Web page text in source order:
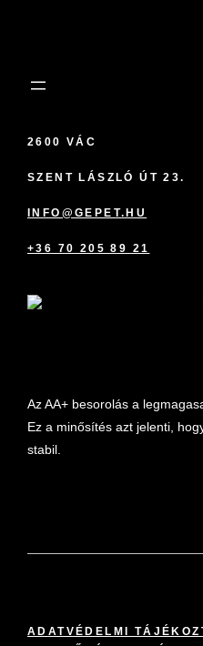
2600 VÁC
SZENT LÁSZLÓ ÚT 23.
INFO@GEPET.HU
+36 70 205 89 21
Az AA+ besorolás a
Ez a minősítés azt jelenti,
stabil.
ADATVÉDELMI